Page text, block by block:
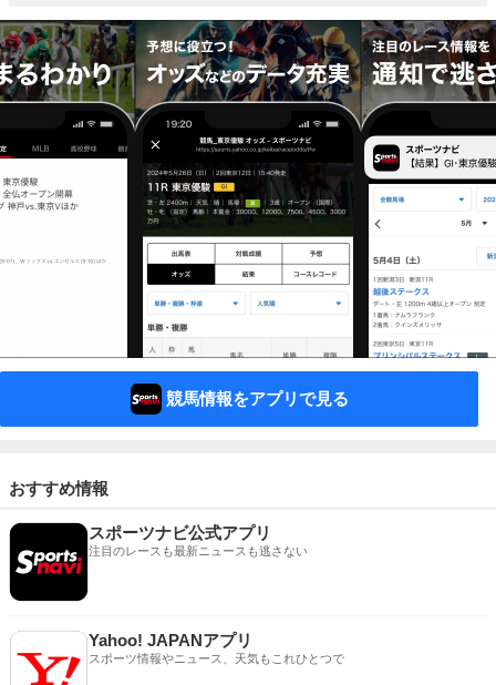
競馬情報をアプリで見る
おすすめ情報
スポーツナビ公式アプリ
注目のレースも最新ニュースも逃さない
Yahoo! JAPANアプリ
スポーツ情報やニュース、天気もこれひとつで